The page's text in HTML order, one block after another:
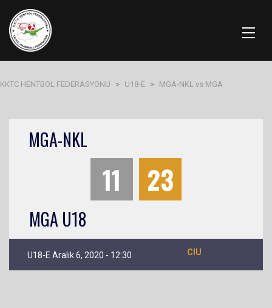
KKTC HENTBOL FEDERASYONU > U18-E > MGA-NKL vs MGA
MGA-NKL
11 23
MGA U18
U18-E Aralık 6, 2020 - 12:30 CIU